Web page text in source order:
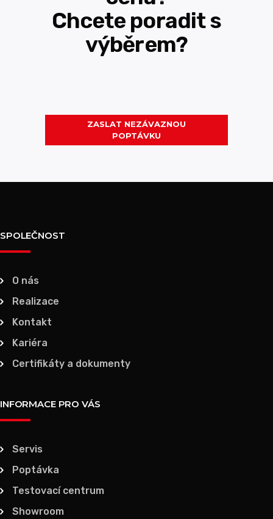
Chcete poradit s
výběrem?
ZASLAT NEZÁVAZNOU
POPTÁVKU
SPOLEČNOST
O nás
Realizace
Kontakt
Kariéra
Certifikáty a dokumenty
INFORMACE PRO VÁS
Servis
Poptávka
Testovací centrum
Showroom